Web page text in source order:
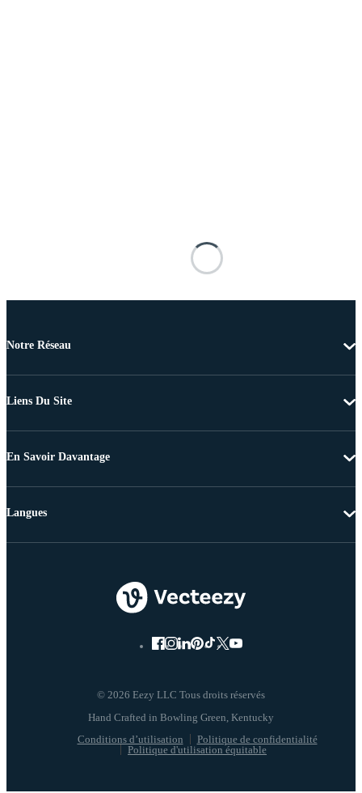
Notre Réseau
Liens Du Site
En Savoir Davantage
© 2026 Eezy LLC Tous droits réservés
Conditions d’utilisation
Politique de confidentialité
Politique d'utilisation équitable
Langues